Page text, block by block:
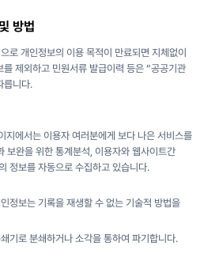
방법
로 개인정보의 이용 목적이 만료되면 지체없이
제외하고 민원서류 발급이력 등은 “공공기관
릅니다.
지에서는 이용자 여러분에게 보다 나은 서비스를
보완을 위한 통계분석, 이용자와 웹사이트간
정보를 자동으로 수집하고 있습니다.
정보는 기록을 재생할 수 없는 기술적 방법을
기로 분쇄하거나 소각을 통하여 파기합니다.